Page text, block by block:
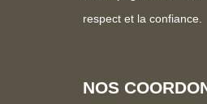
respect et la confiance.
NOS